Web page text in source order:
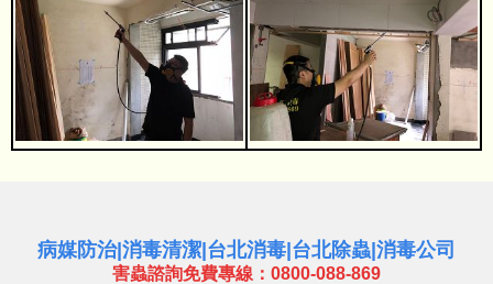
病媒防治|消毒清潔|台北消毒|台北除蟲|消毒公司
害蟲諮詢免費專線：0800-088-869